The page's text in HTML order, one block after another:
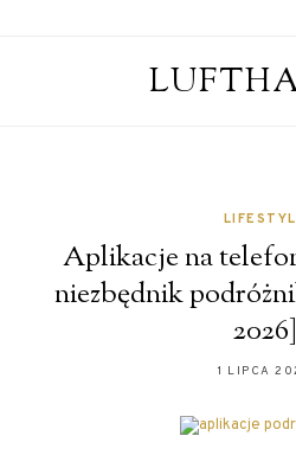
Aplikacje na
niezbędnik
2026]
1 LIPCA